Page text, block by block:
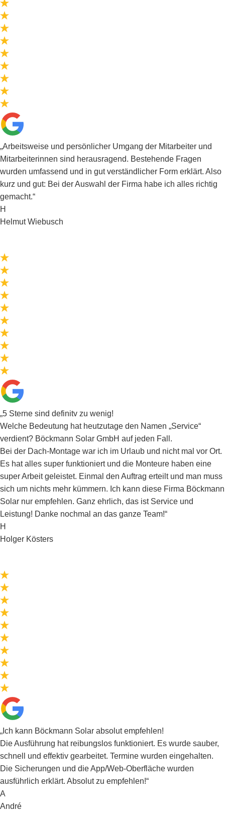
„Arbeitsweise und persönlicher Umgang der Mitarbeiter und
Mitarbeiterinnen sind herausragend. Bestehende Fragen
wurden umfassend und in gut verständlicher Form erklärt. Also
kurz und gut: Bei der Auswahl der Firma habe ich alles richtig
gemacht.“
H
Helmut Wiebusch
„5 Sterne sind definitv zu wenig!
Welche Bedeutung hat heutzutage den Namen „Service“
verdient? Böckmann Solar GmbH auf jeden Fall.
Bei der Dach-Montage war ich im Urlaub und nicht mal vor Ort.
Es hat alles super funktioniert und die Monteure haben eine
super Arbeit geleistet. Einmal den Auftrag erteilt und man muss
sich um nichts mehr kümmern. Ich kann diese Firma Böckmann
Solar nur empfehlen. Ganz ehrlich, das ist Service und
Leistung! Danke nochmal an das ganze Team!“
H
Holger Kösters
„Ich kann Böckmann Solar absolut empfehlen!
Die Ausführung hat reibungslos funktioniert. Es wurde sauber,
schnell und effektiv gearbeitet. Termine wurden eingehalten.
Die Sicherungen und die App/Web-Oberfläche wurden
ausführlich erklärt. Absolut zu empfehlen!“
A
André